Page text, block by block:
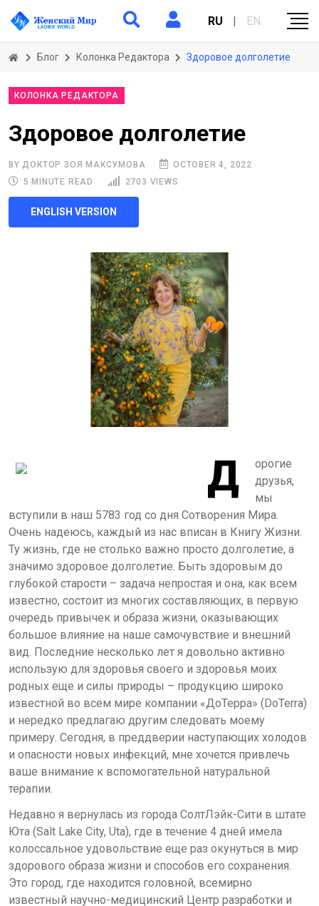
RU | EN
Блог Колонка Редактора Здоровое долголетие
КОЛОНКА РЕДАКТОРА
Здоровое долголетие
BY ДОКТОР ЗОЯ МАКСУМОВА
OCTOBER 4, 2022
5 MINUTE READ
2703 VIEWS
ENGLISH VERSION
Д
орогие
друзья,
мы
вступили в наш 5783 год со дня Сотворения Мира.
Очень надеюсь, каждый из нас вписан в Книгу Жизни.
Ту жизнь, где не столько важно просто долголетие, а
значимо здоровое долголетие. Быть здоровым до
глубокой старости – задача непростая и она, как всем
известно, состоит из многих составляющих, в первую
очередь привычек и образa жизни, оказывающих
большое влияние на наше самочувствие и внешний
вид. Последние несколько лет я довольно активно
использую для здоровья своего и здоровья моих
родных еще и силы природы – продукцию широко
известной во всем мире компании «ДоТерра» (DoTerra)
и нередко предлагаю другим следовать моему
примеру. Сегодня, в преддверии наступающих холодов
и опасности новых инфекций, мне хочется привлечь
ваше внимание к вспомогательной натуральной
терапии.
Недавно я вернулась из города СолтЛэйк-Сити в штате
Юта (Salt Lake City, Uta), где в течение 4 дней имела
колоссальное удовольствие еще раз окунуться в мир
здорового образа жизни и способов его сохранения.
Это город, где находится головной, всемирно
известный научно-медицинский Центр разработки и